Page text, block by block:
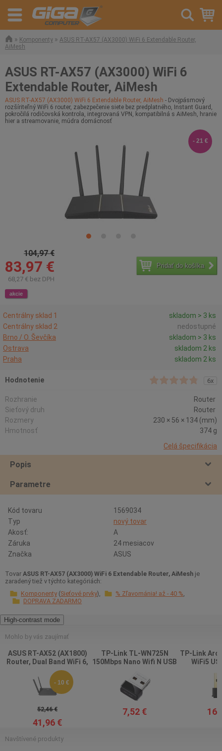
» Komponenty » ASUS RT-AX57 (AX3000) WiFi 6 Extendable Router,
AiMesh
ASUS RT-AX57 (AX3000) WiFi 6
Extendable Router, AiMesh
ASUS RT-AX57 (AX3000) WiFi 6 Extendable Router, AiMesh - Dvojpásmový
rozšíriteľný WiFi 6 router, zabezpečenie siete bez predplatného, Instant Guard,
pokročilá rodičovská kontrola, integrovaná VPN, kompatibilná s AiMesh, hranie
hier a streamovanie, múdra domácnosť
104,97 €
83,97 €
68,27 € bez DPH
Pridať do košíka
akcie
- 21 €
Centrálny sklad 1
skladom > 3 ks
Centrálny sklad 2
nedostupné
Brno / O. Ševčíka
skladom > 3 ks
Ostrava
skladom 2 ks
Praha
skladom 2 ks
Hodnotenie 6x
Rozhranie
Router
Sieťový druh
Router
Rozmery
230 × 56 × 134 (mm)
Hmotnosť
374 g
Celá špecifikácia
Popis
Parametre
Kód tovaru
1569034
Typ
nový tovar
Akosť:
A
Záruka
24 mesiacov
Značka
ASUS
Tovar ASUS RT-AX57 (AX3000) WiFi 6 Extendable Router, AiMesh je
zaradený tiež v týchto kategóriách:
Komponenty Sieťové prvky
% Zľavománia! až - 40 %
DOPRAVA ZADARMO
High-contrast mode
Mohlo by vás zaujímať
ASUS RT-AX52 (AX1800)
Router, Dual Band WiFi 6,
Extendable Router
- 10 €
52,46 €
41,96 €
TP-Link TL-WN725N
150Mbps Nano Wifi N USB
7,52 €
TP-Link
WiFi5
Navštívené produkty